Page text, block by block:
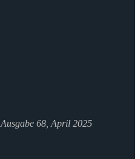
Ausgabe 68, April 2025